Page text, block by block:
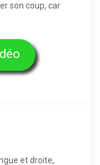
son coup, car
et droite,